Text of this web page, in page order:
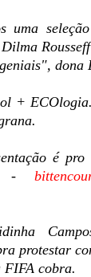
uma
Rousseff
dona
+
é
-
protestar
FIFA cobra.